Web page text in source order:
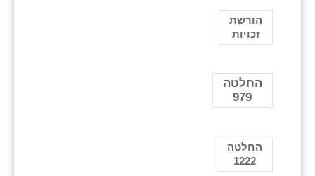
הורשת
זכויות
החלטה
979
החלטה
1222